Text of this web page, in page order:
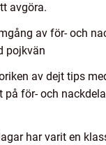
avgöra.
av för- och
pojkvän
av dejt tips
för- och
har varit en